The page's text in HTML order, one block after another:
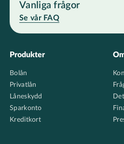
Vanliga frågor
Se vår FAQ
Footer
Produkter
Bolån
Privatlån
Låneskydd
Sparkonto
Kreditkort